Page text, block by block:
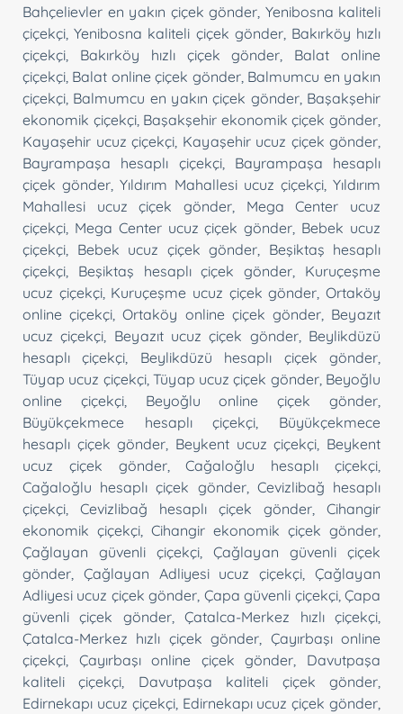
Bahçelievler en yakın çiçek gönder Yenibosna kaliteli
çiçekçi ,Yenibosna kaliteli çiçek gönder, Bakırköy hızlı
çiçekçi
Bakırköy hızlı çiçek gönder
Balat online
çiçekçi Balat online çiçek gönder, Balmumcu en yakın
çiçekçi Balmumcu en yakın çiçek gönder, Başakşehir
ekonomik çiçekçi, Başakşehir ekonomik çiçek gönder
Kayaşehir ucuz çiçekçi Kayaşehir ucuz çiçek gönder
Bayrampaşa hesaplı çiçekçi, Bayrampaşa hesaplı
çiçek gönder ,Yıldırım Mahallesi ucuz çiçekçi,Yıldırım
Mahallesi ucuz çiçek gönder
Mega Center ucuz
çiçekçi Mega Center ucuz çiçek gönder Bebek ucuz
çiçekçi
Bebek ucuz çiçek gönder
Beşiktaş hesaplı
çiçekçi
Beşiktaş hesaplı çiçek gönder
Kuruçeşme
ucuz çiçekçi, Kuruçeşme ucuz çiçek gönder ,Ortaköy
online çiçekçi ,Ortaköy online çiçek gönder, Beyazıt
ucuz çiçekçi
Beyazıt ucuz çiçek gönder, Beylikdüzü
hesaplı çiçekçi
Beylikdüzü hesaplı çiçek gönder
Tüyap ucuz çiçekçi, Tüyap ucuz çiçek gönder, Beyoğlu
online çiçekçi, Beyoğlu online çiçek gönder
Büyükçekmece hesaplı çiçekçi
Büyükçekmece
hesaplı çiçek gönder Beykent ucuz çiçekçi Beykent
ucuz çiçek gönder,Cağaloğlu hesaplı çiçekçi
Cağaloğlu hesaplı çiçek gönder, Cevizlibağ hesaplı
çiçekçi
Cevizlibağ hesaplı çiçek gönder
Cihangir
ekonomik çiçekçi Cihangir ekonomik çiçek gönder
Çağlayan güvenli çiçekçi
Çağlayan güvenli çiçek
gönder
Çağlayan Adliyesi ucuz çiçekçi ,Çağlayan
Adliyesi ucuz çiçek gönder Çapa güvenli çiçekçi,Çapa
güvenli çiçek gönder,Çatalca-Merkez hızlı çiçekçi
Çatalca-Merkez hızlı çiçek gönder
Çayırbaşı online
çiçekçi
Çayırbaşı online çiçek gönder
Davutpaşa
kaliteli çiçekçi
Davutpaşa kaliteli çiçek gönder
Edirnekapı ucuz çiçekçi, Edirnekapı ucuz çiçek gönder